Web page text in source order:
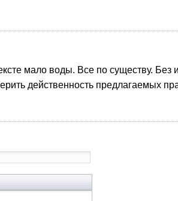
мало воды. Все по существу.
действенность предлагаемых